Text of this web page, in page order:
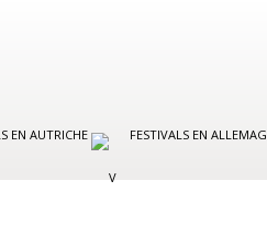
EN AUTRICHE FESTIVALS EN